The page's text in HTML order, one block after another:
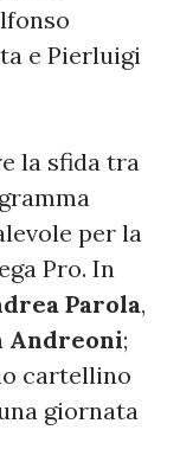
e Pierluigi
la sfida tra
per la
Pro. In
Parola,
Andreoni;
cartellino
giornata